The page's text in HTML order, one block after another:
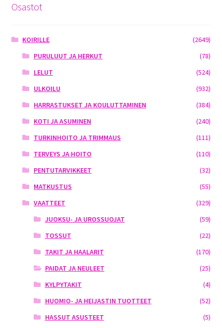
Osastot
KOIRILLE
(2649)
PURULUUT JA HERKUT
(78)
LELUT
(524)
ULKOILU
(932)
HARRASTUKSET JA KOULUTTAMINEN
(384)
KOTI JA ASUMINEN
(240)
TURKINHOITO JA TRIMMAUS
(111)
TERVEYS JA HOITO
(110)
PENTUTARVIKKEET
(32)
MATKUSTUS
(55)
VAATTEET
(329)
JUOKSU- JA UROSSUOJAT
(59)
TOSSUT
(22)
TAKIT JA HAALARIT
(170)
PAIDAT JA NEULEET
(25)
KYLPYTAKIT
(4)
HUOMIO- JA HEIJASTIN TUOTTEET
(52)
HASSUT ASUSTEET
(5)